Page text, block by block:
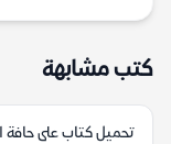
كتب مشابهة
تحميل كتاب على حافة